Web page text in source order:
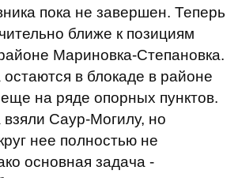
пока не завершен. Теперь
ближе к позициям
Мариновка-Степановка.
в блокаде в районе
на ряде опорных пунктов.
Саур-Могилу, но
нее полностью не
основная задача -